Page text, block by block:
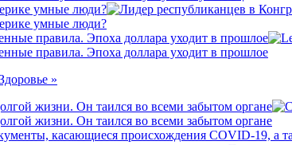
умные люди?
умные люди?
правила. Эпоха доллара уходит в прошлое
правила. Эпоха доллара уходит в прошлое
»
жизни. Он таился во всеми забытом органе
жизни. Он таился во всеми забытом органе
касающиеся происхождения COVID-19, а